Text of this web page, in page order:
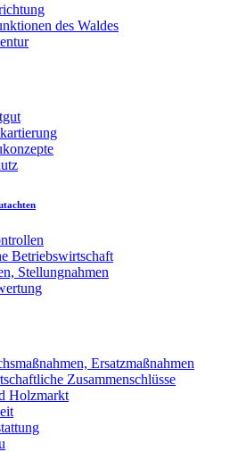
des Waldes
Betriebswirtschaft
Stellungnahmen
Ersatzmaßnahmen
Zusammenschlüsse
Holzmarkt